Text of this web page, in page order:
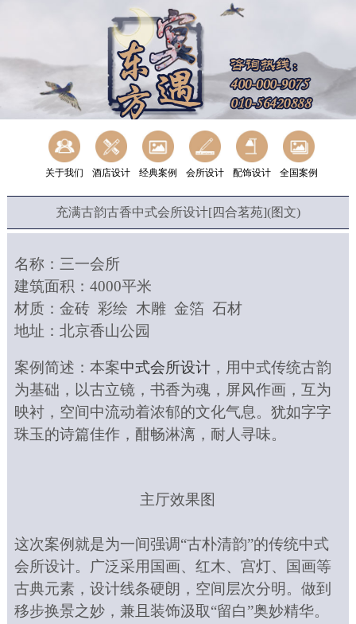
关于我们 酒店设计 经典案例 会所设计 配饰设计 全国案例
充满古韵古香中式会所设计[四合茗苑](图文)
名称：三一会所
建筑面积： 4000平米
材质：金砖 彩绘 木雕 金箔 石材
地址：北京香山公园
案例简述 ： 本案中式会所设计，用中式传统古韵
为基础，以古立镜，书香为魂，屏风作画，互为
映衬，空间中流动着浓郁的文化气息。犹如字字
珠玉的诗篇佳作，酣畅淋漓，耐人寻味。
主厅效果图
这次案例就是为一间强调“古朴清韵”的传统中式
会所设计。广泛采用国画、红木、宫灯、国画等
古典元素，设计线条硬朗，空间层次分明。做到
移步换景之妙，兼且装饰汲取“留白”奥妙精华。